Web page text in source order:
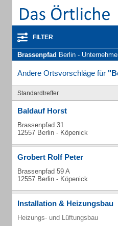
FILTER
Brassenpfad Berlin - Unternehmen und
Andere Ortsvorschläge für
Standardtreffer
Baldauf Horst
Brassenpfad 31
12557 Berlin - Köpenick
Grobert Rolf Peter
Brassenpfad 59 A
12557 Berlin - Köpenick
Installation & Heizungsbau
Heizungs- und Lüftungsbau